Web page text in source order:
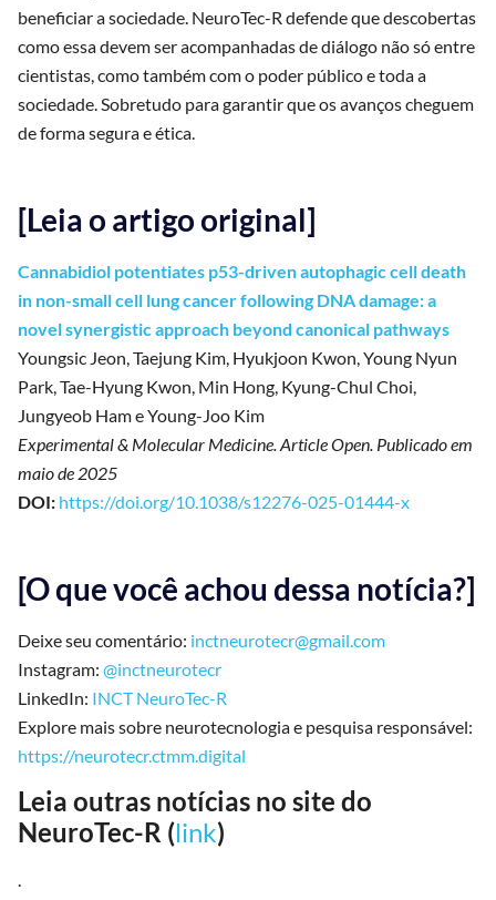
beneficiar a sociedade. NeuroTec-R defende que descobertas
como essa devem ser acompanhadas de diálogo não só entre
cientistas, como também com o poder público e toda a
sociedade. Sobretudo para garantir que os avanços cheguem
de forma segura e ética.
[Leia o artigo original]
Cannabidiol potentiates p53-driven autophagic cell death
in non-small cell lung cancer following DNA damage: a
novel synergistic approach beyond canonical pathways
Youngsic Jeon, Taejung Kim, Hyukjoon Kwon, Young Nyun
Park, Tae-Hyung Kwon, Min Hong, Kyung-Chul Choi,
Jungyeob Ham e Young-Joo Kim
Experimental & Molecular Medicine. Article Open. Publicado em
maio de 2025
DOI: https://doi.org/10.1038/s12276-025-01444-x
[O que você achou dessa notícia?]
Deixe seu comentário: inctneurotecr@gmail.com
Instagram: @inctneurotecr
LinkedIn: INCT NeuroTec-R
Explore mais sobre neurotecnologia e pesquisa responsável:
https://neurotecr.ctmm.digital
Leia outras notícias no site do
NeuroTec-R (link)
.